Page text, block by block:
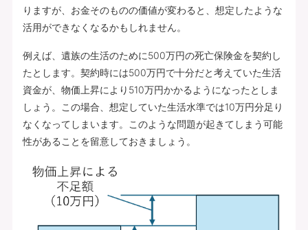
りますが、お金そのものの価値が変わると、想定したような
活用ができなくなるかもしれません。
例えば、遺族の生活のために500万円の死亡保険金を契約し
たとします。契約時には500万円で十分だと考えていた生活
資金が、物価上昇により510万円かかるようになったとしま
しょう。この場合、想定していた生活水準では10万円分足り
なくなってしまいます。このような問題が起きてしまう可能
性があることを留意しておきましょう。